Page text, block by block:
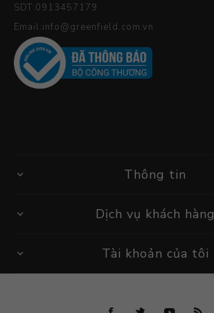
SDT:0913457179
Email:info@greenfield.com.vn
Thông tin
Dịch vụ khách hàng
Tài khoản của tôi